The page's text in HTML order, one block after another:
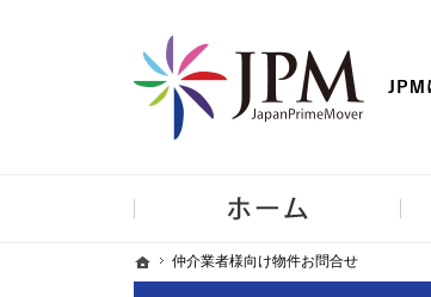
ホーム
仲介業者様向け物件お問合せ
ホーム
仲介業者様向け物件お問合せ